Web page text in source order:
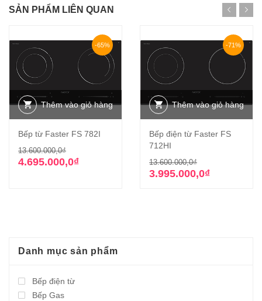
SẢN PHẨM LIÊN QUAN
-65%
Thêm vào giỏ hàng
Bếp từ Faster FS 782I
13.600.000,0₫Giá
gốc
4.695.000,0₫
Giá
hiện
-71%
Thêm vào giỏ hàng
Bếp điện từ Faster FS
712HI
13.600.000,0₫Giá
gốc
3.995.000,0₫
Giá
hiện
Danh mục sản phẩm
Bếp điện từ
Bếp Gas